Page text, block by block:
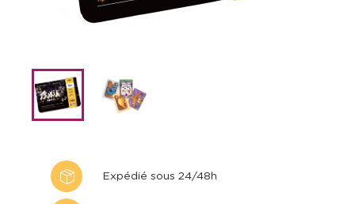
Expédié sous 24/48h